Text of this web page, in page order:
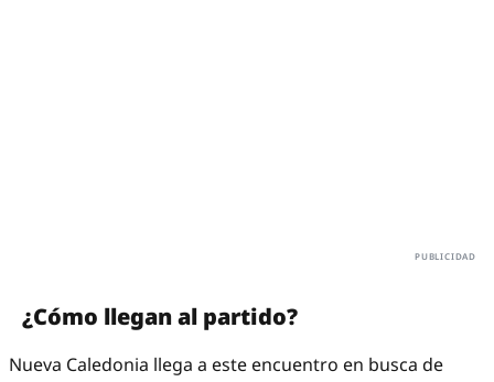
¿Cómo llegan al partido?
Nueva Caledonia llega a este encuentro en busca de